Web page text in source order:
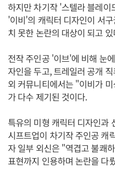
하지만 차기작 '스텔라 블레
'이비'의 캐릭터 디자인이 서
치 못한 논란의 대상이 되고
전작 주인공 '이브'에 비해 눈
자인을 두고, 트레일러 공개
외 커뮤니티에서는 "이비가
가 다수 제기된 것이다.
특유의 미형 캐릭터 디자인과
시프트업이 차기작 주인공 캐
자 일부 외신은 "역겹고 불쾌
표현까지 인용하며 논란을 다